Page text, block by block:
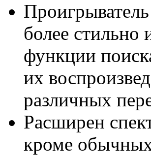
более
функции
их
различных
Расширен
кроме